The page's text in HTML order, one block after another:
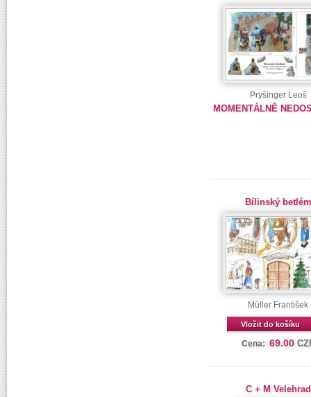
Pryšinger Leoš
MOMENTÁLNĚ
Bílinský betlém
Müller František
Vložit do košíku
Cena: 69.00
C + M Velehrad